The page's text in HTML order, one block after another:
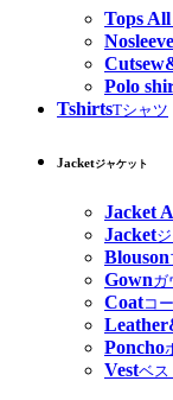
Tops All
Polo
TshirtsTシャツ
Jacketジャケット
Jacket
Jacket
Blouson
Gownガ
Coatコ
Poncho
Vestベス